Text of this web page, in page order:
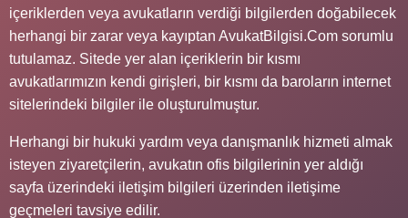
içeriklerden veya avukatların verdiği bilgilerden doğabilecek
herhangi bir zarar veya kayıptan AvukatBilgisi.Com sorumlu
tutulamaz. Sitede yer alan içeriklerin bir kısmı
avukatlarımızın kendi girişleri, bir kısmı da baroların internet
sitelerindeki bilgiler ile oluşturulmuştur.
Herhangi bir hukuki yardım veya danışmanlık hizmeti almak
isteyen ziyaretçilerin, avukatın ofis bilgilerinin yer aldığı
sayfa üzerindeki iletişim bilgileri üzerinden iletişime
geçmeleri tavsiye edilir.